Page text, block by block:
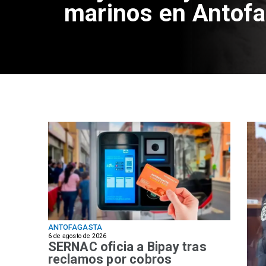
marinos en
ANTOFAGASTA
6 de agosto de 2026
SERNAC oficia a Bipay tras
reclamos por cobros